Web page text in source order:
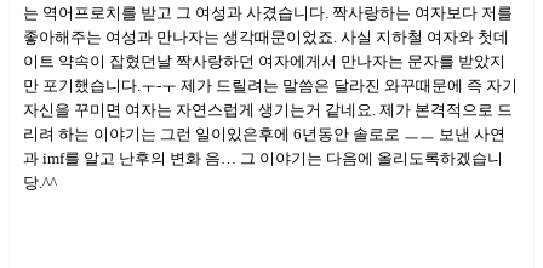
는 역어프로치를 받고 그 여성과 사겼습니다. 짝사랑하는 여자보다 저를
좋아해주는 여성과 만나자는 생각때문이었죠. 사실 지하철 여자와 첫데
이트 약속이 잡혔던날 짝사랑하던 여자에게서 만나자는 문자를 받았지
만 포기했습니다.ㅜ-ㅜ 제가 드릴려는 말씀은 달라진 와꾸때문에 즉 자기
자신을 꾸미면 여자는 자연스럽게 생기는거 같네요. 제가 본격적으로 드
리려 하는 이야기는 그런 일이있은후에 6년동안 솔로로 ㅡㅡ 보낸 사연
과 imf를 알고 난후의 변화 음… 그 이야기는 다음에 올리도록하겠습니
당.^^